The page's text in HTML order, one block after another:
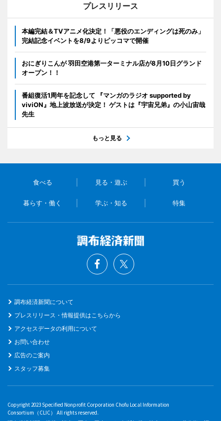
プレスリリース
本編完結＆TVアニメ化決定！「悪役のエンディングは死のみ」
完結記念イベントを8/9よりピッコマで開催
おにぎりこんが 羽田空港第一ターミナル店が8月10日グランド
オープン！！
番組復活1周年を記念して 『マンガのラジオ supported by
viviON』地上波放送が決定！ ゲストは『宇宙兄弟』の小山宙哉
先生
もっと見る
食べる 見る・遊ぶ 買う
暮らす・働く 学ぶ・知る 特集
調布経済新聞について
プレスリリース・情報提供はこちらから
アクセスデータの利用について
お問い合わせ
広告のご案内
スタッフ募集
Copyright 2023 Specified Nonprofit Corporation Chofu Local Information
Consortium（CLIC） All rights reserved.